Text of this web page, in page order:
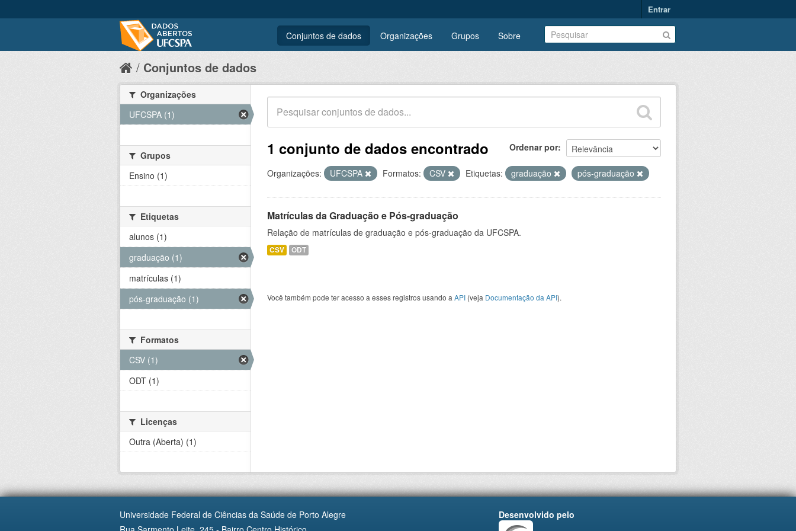
Entrar
Conjuntos de dados Organizações Grupos Sobre
Conjuntos de dados
Ordenar por
1 conjunto de dados encontrado
Organizações: UFCSPA Formatos: CSV Etiquetas: graduação pós-graduação
Matrículas da Graduação e Pós-graduação
Relação de matrículas de graduação e pós-graduação da UFCSPA.
CSV ODT
Você também pode ter acesso a esses registros usando a API (veja Documentação da API).
Organizações
UFCSPA (1)
Grupos
Ensino (1)
Etiquetas
alunos (1)
graduação (1)
matrículas (1)
pós-graduação (1)
Formatos
CSV (1)
ODT (1)
Licenças
Outra (Aberta) (1)
Universidade Federal de Ciências da Saúde de Porto Alegre
Desenvolvido pelo